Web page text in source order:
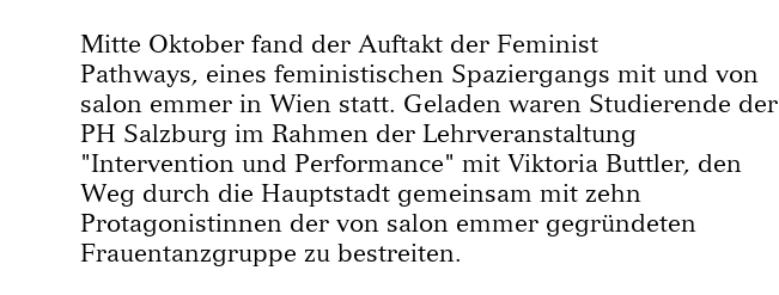
Mitte Oktober fand der Auftakt der Feminist
Pathways, eines feministischen Spaziergangs mit und von
salon emmer in Wien statt. Geladen waren Studierende der
PH Salzburg im Rahmen der Lehrveranstaltung
"Intervention und Performance" mit Viktoria Buttler, den
Weg durch die Hauptstadt gemeinsam mit zehn
Protagonistinnen der von salon emmer gegründeten
Frauentanzgruppe zu bestreiten.